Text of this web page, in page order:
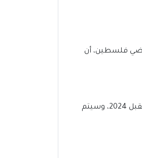
الرسمية على الأراضي فلسطين، أن
في غضون أسابيع قليلة، سنشهد مباركة شهر رمضان المبارك 2024-1445،من المحتمل أن يوافق عيد الفطر 2024 فى فلسطين يوم 10 أبريل المقبل 2024، وسيتم